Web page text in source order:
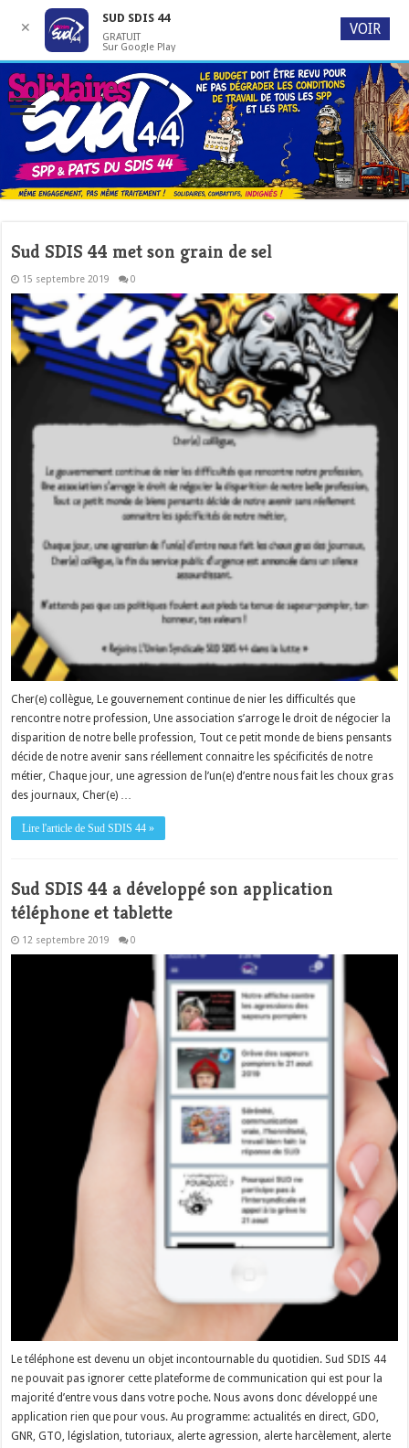
Sud SDIS 44 met son grain de sel
15 septembre 2019 0
Cher(e) collègue, Le gouvernement continue de nier les difficultés que
rencontre notre profession, Une association s’arroge le droit de négocier la
disparition de notre belle profession, Tout ce petit monde de biens pensants
décide de notre avenir sans réellement connaitre les spécificités de notre
métier, Chaque jour, une agression de l’un(e) d’entre nous fait les choux gras
des journaux, Cher(e) …
Lire l'article de Sud SDIS 44 »
Sud SDIS 44 a développé son application
téléphone et tablette
12 septembre 2019 0
Le téléphone est devenu un objet incontournable du quotidien. Sud SDIS 44
ne pouvait pas ignorer cette plateforme de communication qui est pour la
majorité d’entre vous dans votre poche. Nous avons donc développé une
application rien que pour vous. Au programme: actualités en direct, GDO,
GNR, GTO, législation, tutoriaux, alerte agression, alerte harcèlement, alerte
✕
SUD SDIS 44
GRATUIT
Sur Google Play
VOIR